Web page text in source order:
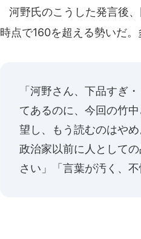
河野氏のこうした発言後
時点で160を超える勢いだ。
「河野さん、下品すぎ
てあるのに、今回の竹
望し、もう読むのはや
政治家以前に人として
さい」「言葉が汚く、